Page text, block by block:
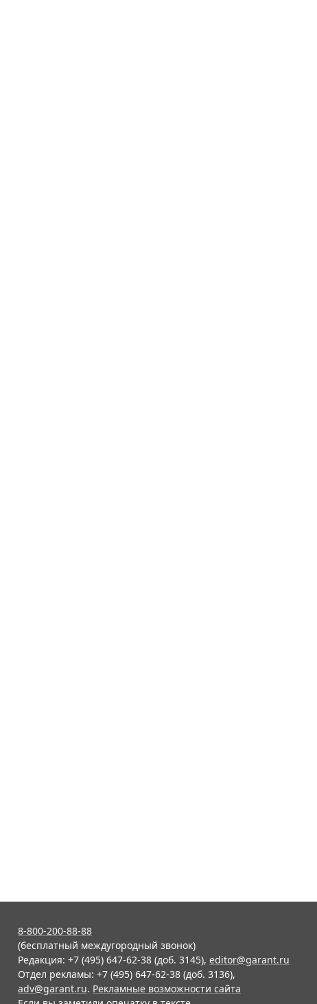
8-800-200-88-88
(бесплатный междугородный звонок)
Редакция: +7 (495) 647-62-38 (доб. 3145), editor@garant.ru
Отдел рекламы: +7 (495) 647-62-38 (доб. 3136),
adv@garant.ru. Рекламные возможности сайта